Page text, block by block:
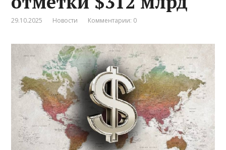
29.10.2025 Новости Комментарии: 0